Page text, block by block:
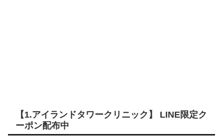
【1.アイランドタワークリニック】 LINE限定ク
ーポン配布中